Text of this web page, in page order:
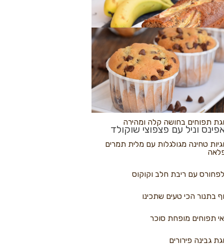
פיצה
בננות
וניל עם פצפוצי שוקולד
נקראים
תפוחים בחושה קלה ומהירה
טחינה מגולגלות עם מלית תמרים
עם ריבת חלב וקוקוס
בתנור הכי טעים שתכינו
תפוחים מופחת סוכר
גבינה פירורים